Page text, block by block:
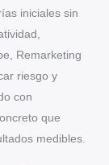
iniciales sin
Remarketing
riesgo y
con
que
medibles.